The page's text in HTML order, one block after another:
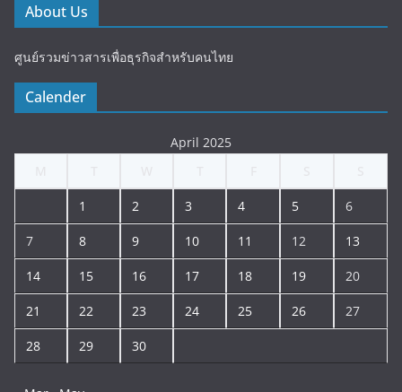
About Us
ศูนย์รวมข่าวสารเพื่อธุรกิจสำหรับคนไทย
Calender
April 2025
1 2 3 4 5 6
7 8 9 10 11 12 13
14 15 16 17 18 19 20
21 22 23 24 25 26 27
28 29 30